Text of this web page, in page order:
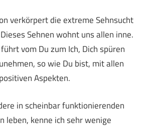
verkörpert die extreme Sehnsucht
Sehnen wohnt uns allen inne.
vom Du zum Ich, Dich spüren
so wie Du bist, mit allen
Aspekten.
in scheinbar funktionierenden
leben, kenne ich sehr wenige